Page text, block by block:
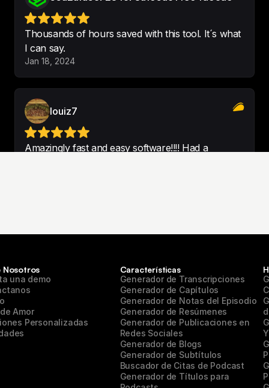
Nosotros
una demo
Amor
Personalizadas
Características
Generador de Transcripciones
Generador de Capítulos
Generador de Notas del Episodio
Generador de Resúmenes
Generador de Publicaciones en
Redes Sociales
Generador de Blogs
Generador de Subtítulos
Buscador de Citas de Podcast
Generador de Títulos para